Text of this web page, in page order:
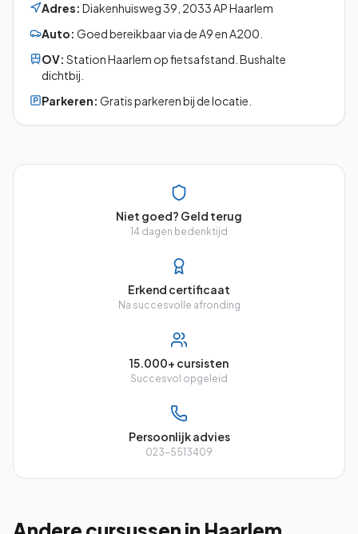
Adres: Diakenhuisweg 39 2033 APHaarlem
Auto: Goed bereikbaar via de A9 en A200.
OV: Station Haarlem op fietsafstand. Bushalte
dichtbij.
Parkeren: Gratis parkeren bij de locatie.
Niet goed? Geld terug
14 dagen bedenktijd
Erkend certificaat
Na succesvolle afronding
15.000+ cursisten
Succesvol opgeleid
Persoonlijk advies
023-5513409